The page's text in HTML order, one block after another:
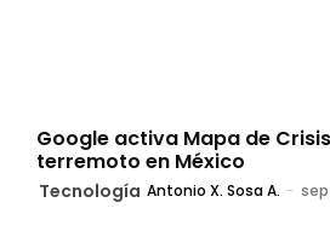
Google activa Mapa de
terremoto en México
Tecnología Antonio X. Sosa A. -